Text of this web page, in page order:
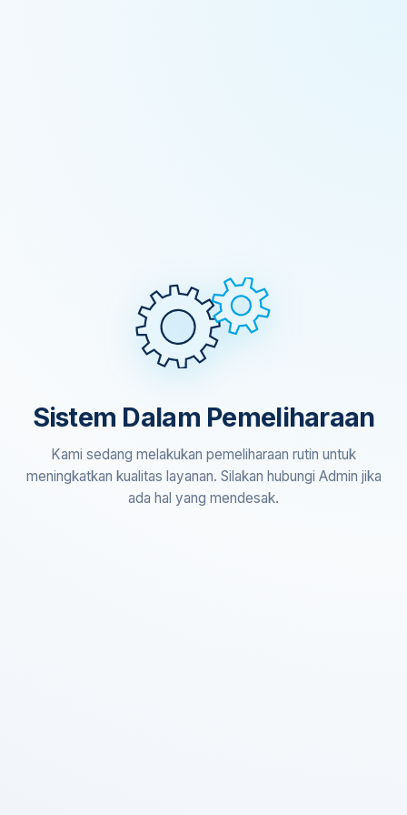
Sistem Dalam Pemeliharaan
Kami sedang melakukan pemeliharaan rutin untuk
meningkatkan kualitas layanan. Silakan hubungi Admin jika
ada hal yang mendesak.